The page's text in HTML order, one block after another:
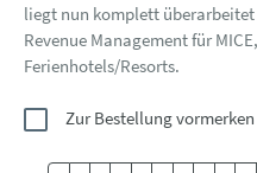
liegt nun komplett
Revenue Management für
Ferienhotels/Resorts.
Zur Bestellung vormerken